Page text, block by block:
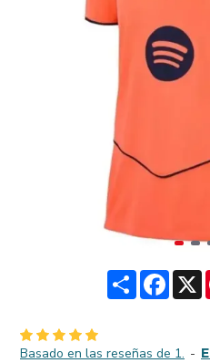
Share X
Basado en las reseñas de 1. -